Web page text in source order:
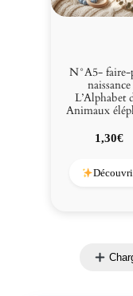
N°A5- faire-
naissance
L’Alphabet
Animaux
1,30€